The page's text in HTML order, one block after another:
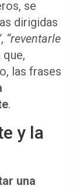
se
dirigidas
, “reventarle
las frases
.
y la
una